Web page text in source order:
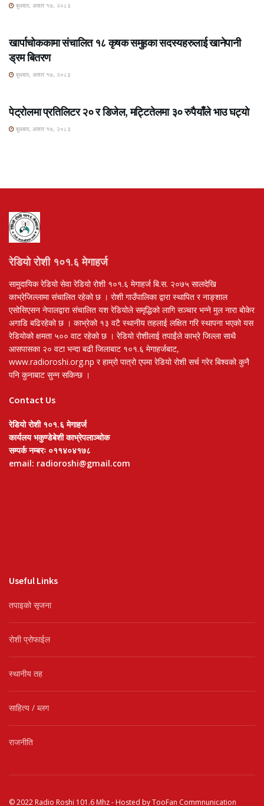
बुधबार, असार १७, २०८३
खार्पाचोककामा संचालित १८ कृषक समुहका सदस्यहरुलाई खानेपानी
ड्रम बितरण
बुधबार, असार १७, २०८३
पेट्रोलमा प्रतिलिटर २० र डिजेल, मट्टितेलमा ३० रुपैयाँले भाउ घट्यो
बुधबार, असार १७, २०८३
रेडियो रोशी १०१.६ मेगाहर्ज
सामुदायिक रेडियो सेवा रेडियो रोशी १०१.६ मेगाहर्ज बि.स. २०७५ सालदेखि
काभ्रेजिल्लामा संचालित रहेको छ । रोशी गाउँपालिका द्वारा स्थापित र नाङ्शाल
एसोसिएसन नेपालद्वारा संचालित यश रेडियोले समृद्धिको लागि सञ्चार भन्ने मुल नारा बोकेर
अगाडि बढिरहेको छ । काभ्रेको १३ वटै स्थानीय तहलाई लक्षित गरि स्थापना भएको यस
रेडियोको क्षमता ५०० वाट रहेको छ । रेडियो रोशीलाई तपाईंले काभ्रे जिल्ला साथै
आसपासका २० वटा भन्दा बढी जिलाबाट १०१.६ मेगाहर्जबाट,
www.radioroshi.org.np र हाम्रो पात्रो एपमा रेडियो रोशी सर्च गरेर बिश्वको कुनै
पनि कुनाबाट सुन्न सकिन्छ ।
Contact Us
रेडियो रोशी १०१.६ मेगाहर्ज
कार्यलय भकुण्डेबेशी काभ्रेपलाञ्चोक
सम्पर्क नम्बरः ०११४०४१७८
email: radioroshi@gmail.com
Useful Links
तपाइको सृजना
रोशी प्रोफाईल
स्थानीय तह
साहित्य / ब्लग
राजनीति
© 2022 Radio Roshi 101.6 Mhz- Hosted byTooFan Commnunication